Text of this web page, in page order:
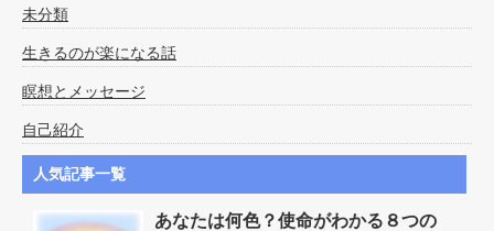
未分類
生きるのが楽になる話
瞑想とメッセージ
自己紹介
人気記事一覧
あなたは何色？使命がわかる８つの